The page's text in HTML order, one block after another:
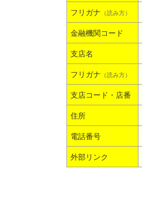
フリガナ （読み方）
金融機関コード
支店名
フリガナ （読み方）
支店コード・店番
住所
電話番号
外部リンク